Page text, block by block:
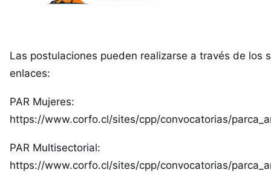
Las postulaciones pueden realizarse a través de los
enlaces:
PAR Mujeres:
https://www.corfo.cl/sites/cpp/convocatorias/
PAR Multisectorial:
https://www.corfo.cl/sites/cpp/convocatorias/